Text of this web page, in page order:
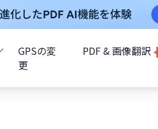
GPSの変
更
PDF & 画像翻訳